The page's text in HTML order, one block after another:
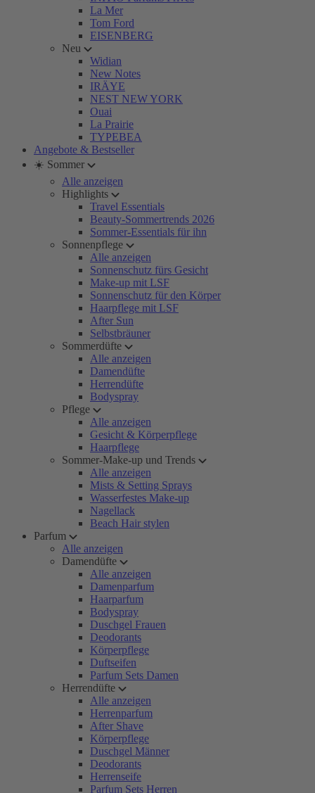
La Mer
Tom Ford
EISENBERG
Neu
Widian
New Notes
IRÄYE
NEST NEW YORK
Ouai
La Prairie
TYPEBEA
Angebote & Bestseller
☀️ Sommer
Alle anzeigen
Highlights
Travel Essentials
Beauty-Sommertrends 2026
Sommer-Essentials für ihn
Sonnenpflege
Alle anzeigen
Sonnenschutz fürs Gesicht
Make-up mit LSF
Sonnenschutz für den Körper
Haarpflege mit LSF
After Sun
Selbstbräuner
Sommerdüfte
Alle anzeigen
Damendüfte
Herrendüfte
Bodyspray
Pflege
Alle anzeigen
Gesicht & Körperpflege
Haarpflege
Sommer-Make-up und Trends
Alle anzeigen
Mists & Setting Sprays
Wasserfestes Make-up
Nagellack
Beach Hair stylen
Parfum
Alle anzeigen
Damendüfte
Alle anzeigen
Damenparfum
Haarparfum
Bodyspray
Duschgel Frauen
Deodorants
Körperpflege
Duftseifen
Parfum Sets Damen
Herrendüfte
Alle anzeigen
Herrenparfum
After Shave
Körperpflege
Duschgel Männer
Deodorants
Herrenseife
Parfum Sets Herren